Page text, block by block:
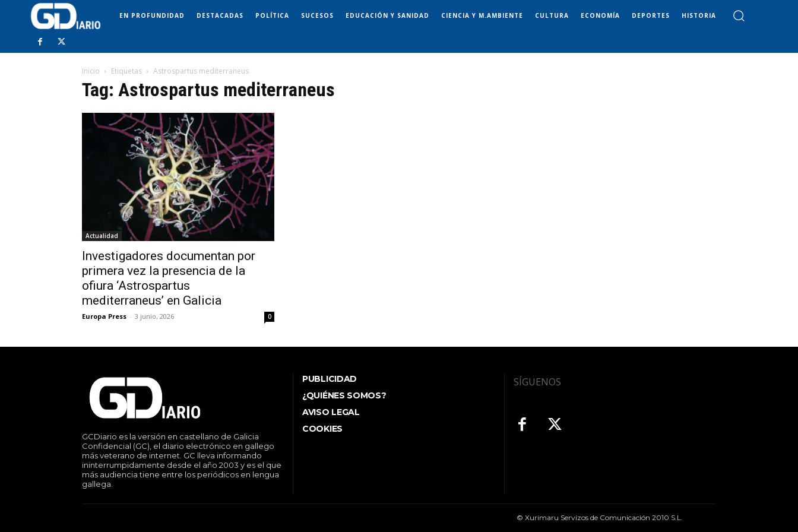
EN PROFUNDIDAD DESTACADAS POLÍTICA SUCESOS EDUCACIÓN Y SANIDAD CIENCIA Y M.AMBIENTE CULTURA ECONOMÍA DEPORTES HISTORIA
Inicio Etiquetas Astrospartus mediterraneus
Tag: Astrospartus mediterraneus
Actualidad
Investigadores documentan por
primera vez la presencia de la
ofiura ‘Astrospartus
mediterraneus’ en Galicia
Europa Press - 3 junio, 2026 0
GCDiario es la versión en castellano de Galicia
Confidencial (GC), el diario electrónico en gallego
más veterano de internet. GC lleva informando
ininterrumpidamente desde el año 2003 y es el que
más audiencia tiene entre los periódicos en lengua
gallega.
PUBLICIDAD
¿QUIÉNES SOMOS?
AVISO LEGAL
COOKIES
SÍGUENOS
© Xurimaru Servizos de Comunicación 2010 S.L.